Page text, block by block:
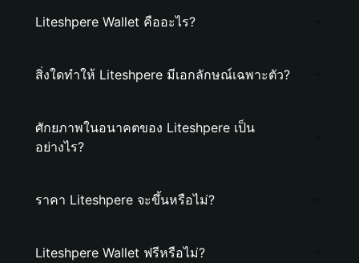
Liteshpere Wallet คืออะไร?
สิ่งใดทำให้ Liteshpere มีเอกลักษณ์เฉพาะตัว?
ศักยภาพในอนาคตของ Liteshpere เป็น
อย่างไร?
ราคา Liteshpere จะขึ้นหรือไม่?
Liteshpere Wallet ฟรีหรือไม่?